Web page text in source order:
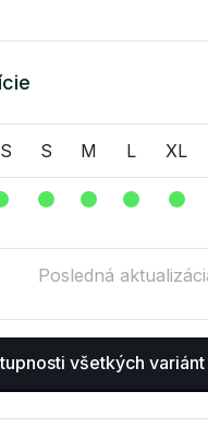
S M L XL
Posledná
všetkých variánt